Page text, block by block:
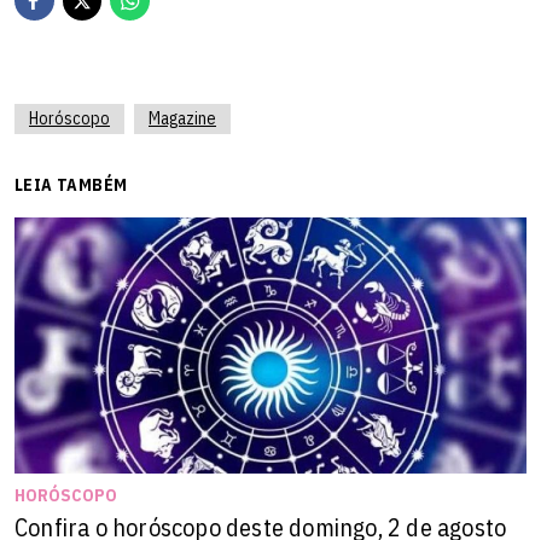
Horóscopo Magazine
LEIA TAMBÉM
HORÓSCOPO
Confira o horóscopo deste domingo, 2 de agosto